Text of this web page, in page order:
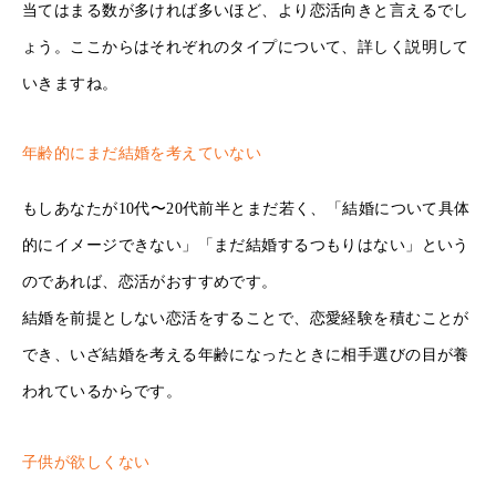
当てはまる数が多ければ多いほど、より恋活向きと言えるでし
ょう。ここからはそれぞれのタイプについて、詳しく説明して
いきますね。
年齢的にまだ結婚を考えていない
もしあなたが10代〜20代前半とまだ若く、「結婚について具体
的にイメージできない」「まだ結婚するつもりはない」という
のであれば、恋活がおすすめです。
結婚を前提としない恋活をすることで、恋愛経験を積むことが
でき、いざ結婚を考える年齢になったときに相手選びの目が養
われているからです。
子供が欲しくない